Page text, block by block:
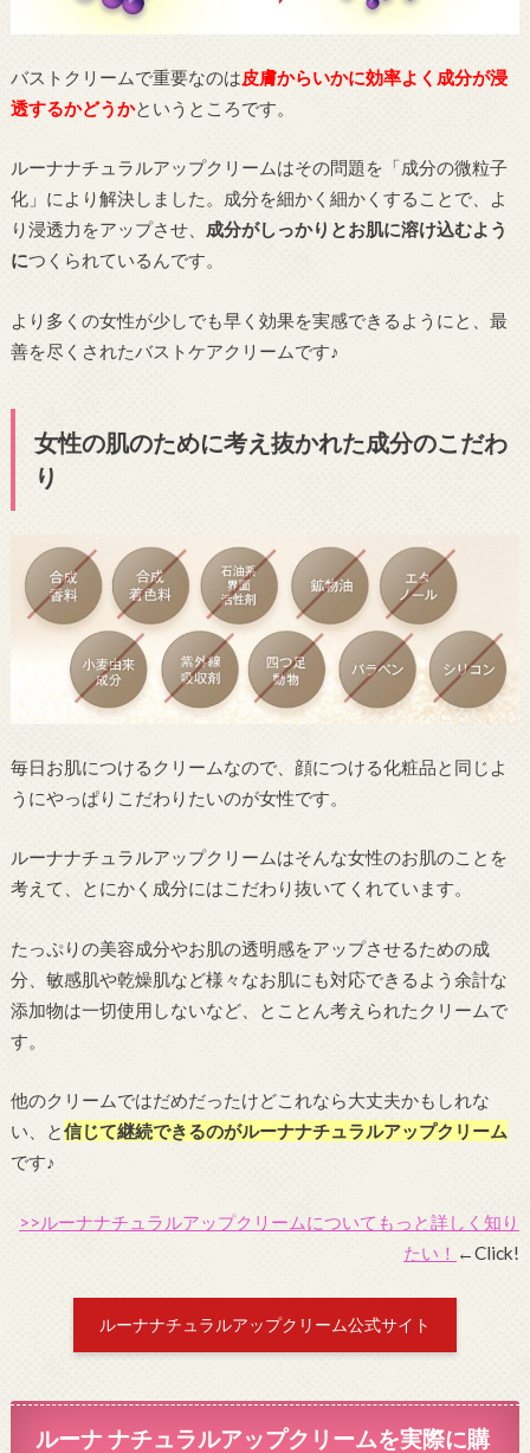
バストクリームで重要なのは皮膚からいかに効率よく成分が浸
透するかどうかというところです。
ルーナナチュラルアップクリームはその問題を「成分の微粒子
化」により解決しました。成分を細かく細かくすることで、よ
り浸透力をアップさせ、 成分がしっかりとお肌に溶け込むよう
につくられているんです。
より多くの女性が少しでも早く効果を実感できるようにと、最
善を尽くされたバストケアクリームです♪
女性の肌のために考え抜かれた成分のこだわ
り
毎日お肌につけるクリームなので、顔につける化粧品と同じよ
うにやっぱりこだわりたいのが女性です。
ルーナナチュラルアップクリームはそんな女性のお肌のことを
考えて、とにかく成分にはこだわり抜いてくれています。
たっぷりの美容成分やお肌の透明感をアップさせるための成
分、敏感肌や乾燥肌など様々なお肌にも対応できるよう余計な
添加物は一切使用しないなど、とことん考えられたクリームで
す。
他のクリームではだめだったけどこれなら大丈夫かもしれな
い、と信じて継続できるのがルーナナチュラルアップクリーム
です♪
>>ルーナナチュラルアップクリームについてもっと詳しく知り
たい！ ←Click!
ルーナナチュラルアップクリーム公式サイト
ルーナ ナチュラルアップクリームを実際に購